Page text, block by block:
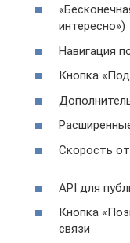
интересно»)
Навигация
Кнопка
Скорость
API для
Кнопка
связи